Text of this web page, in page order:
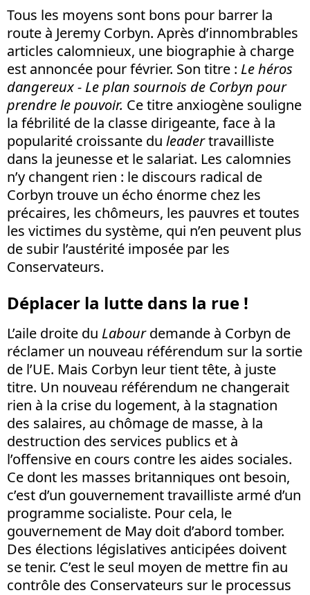
Tous les moyens sont bons pour barrer la
route à Jeremy Corbyn. Après d’innombrables
articles calomnieux, une biographie à charge
est annoncée pour février. Son titre : Le héros
dangereux - Le plan sournois de Corbyn pour
prendre le pouvoir. Ce titre anxiogène souligne
la fébrilité de la classe dirigeante, face à la
popularité croissante du leadertravailliste
dans la jeunesse et le salariat. Les calomnies
n’y changent rien : le discours radical de
Corbyn trouve un écho énorme chez les
précaires, les chômeurs, les pauvres et toutes
les victimes du système, qui n’en peuvent plus
de subir l’austérité imposée par les
Conservateurs.
Déplacer la lutte dans la rue !
L’aile droite du Labourdemande à Corbyn de
réclamer un nouveau référendum sur la sortie
de l’UE. Mais Corbyn leur tient tête, à juste
titre. Un nouveau référendum ne changerait
rien à la crise du logement, à la stagnation
des salaires, au chômage de masse, à la
destruction des services publics et à
l’offensive en cours contre les aides sociales.
Ce dont les masses britanniques ont besoin,
c’est d’un gouvernement travailliste armé d’un
programme socialiste. Pour cela, le
gouvernement de May doit d’abord tomber.
Des élections législatives anticipées doivent
se tenir. C’est le seul moyen de mettre fin au
contrôle des Conservateurs sur le processus